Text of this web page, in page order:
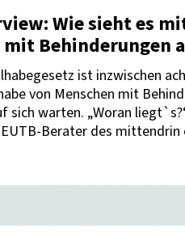
Wie sieht es
mit Behinderungen
ist inzwischen
von Menschen mit
sich warten. „Woran
Berater des mittendrin